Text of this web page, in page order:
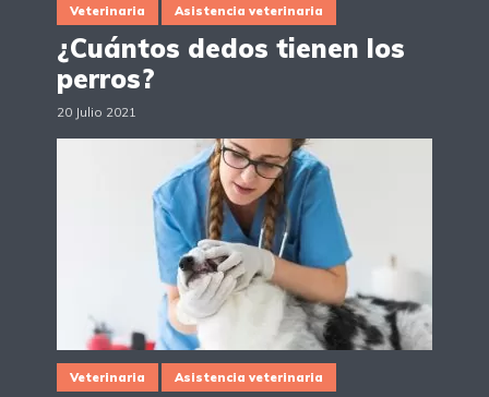
Veterinaria Asistencia veterinaria
¿Cuántos dedos tienen los
perros?
20 Julio 2021
Veterinaria Asistencia veterinaria